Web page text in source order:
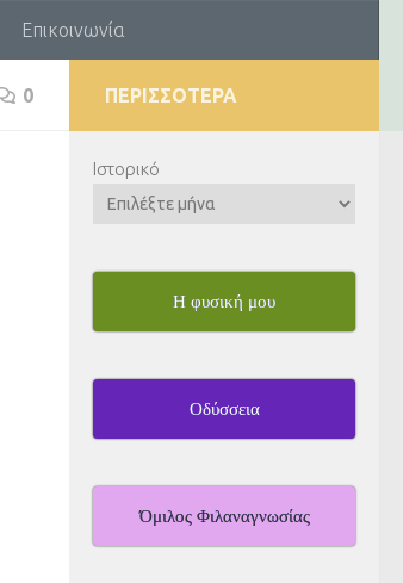
Επικοινωνία
0 ΠΕΡΙΣΣΌΤΕΡΑ
Ιστορικό
Η φυσική μου
Οδύσσεια
Όμιλος Φιλαναγνωσίας